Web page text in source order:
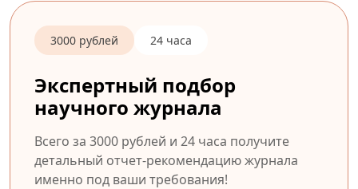
3000 рублей 24 часа
Экспертный подбор
научного журнала
Всего за 3000 рублей и 24 часа получите
детальный отчет-рекомендацию журнала
именно под ваши требования!